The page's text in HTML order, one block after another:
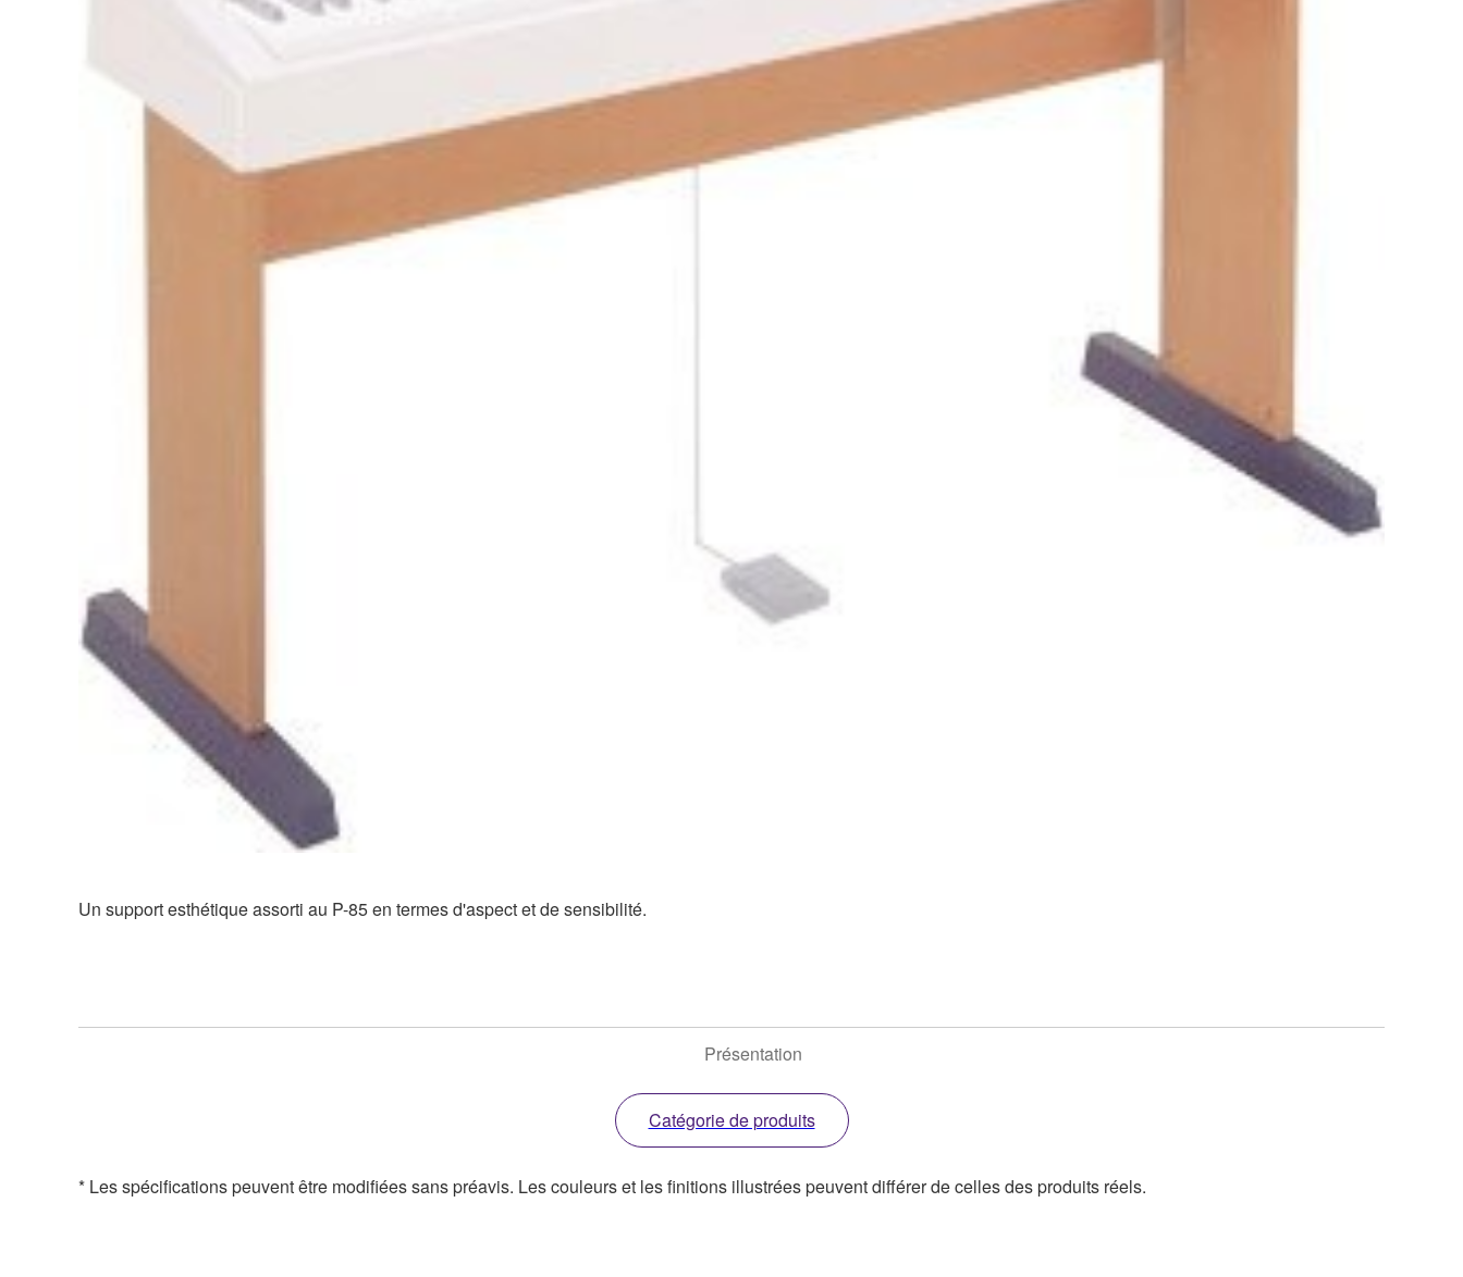
Un support esthétique assorti au P-85 en termes d'aspect et de sensibilité.
Présentation
Catégorie de produits
* Les spécifications peuvent être modifiées sans préavis. Les couleurs et les finitions illustrées peuvent différer de celles des produits réels.